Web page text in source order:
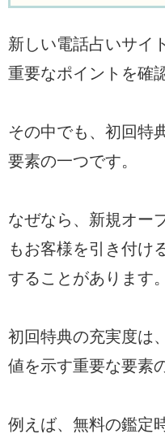
新しい電話占いサイ
重要なポイントを確
その中でも、初回特
要素の一つです。
なぜなら、新規オー
もお客様を引き付け
することがあります。
初回特典の充実度は
値を示す重要な要素
例えば、無料の鑑定